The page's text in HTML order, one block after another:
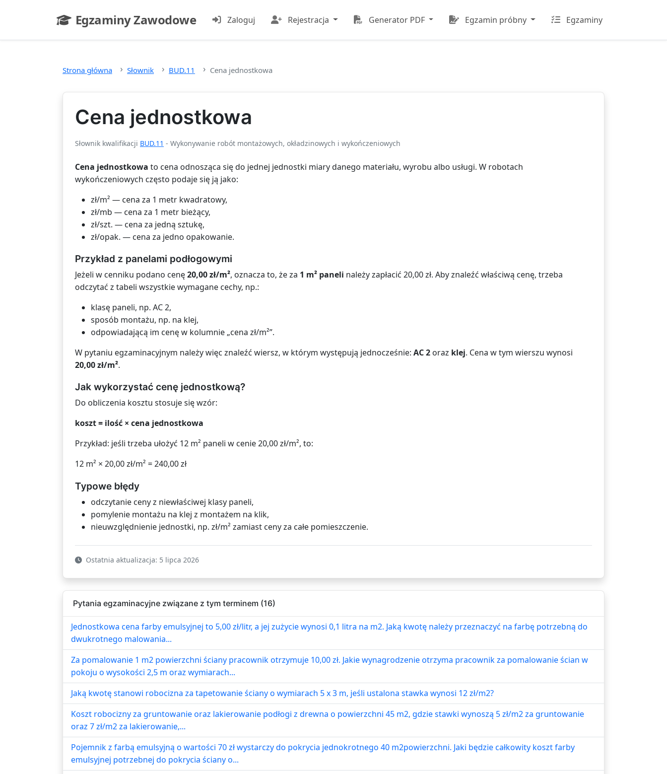
Egzaminy Zawodowe
- strona główna
Zaloguj Rejestracja Generator PDF Egzamin próbny Egzaminy
Strona główna Słownik BUD.11 Cena jednostkowa
Cena jednostkowa
Słownik kwalifikacji BUD.11 - Wykonywanie robót montażowych, okładzinowych i wykończeniowych
Cena jednostkowa to cena odnosząca się do jednej jednostki miary danego materiału, wyrobu albo usługi. W robotach
wykończeniowych często podaje się ją jako:
zł/m² — cena za 1 metr kwadratowy,
zł/mb — cena za 1 metr bieżący,
zł/szt. — cena za jedną sztukę,
zł/opak. — cena za jedno opakowanie.
Przykład z panelami podłogowymi
Jeżeli w cenniku podano cenę20,00 zł/m², oznacza to, że za 1 m² paneli należy zapłacić 20,00 zł. Aby znaleźć właściwą cenę, trzeba
odczytać z tabeli wszystkie wymagane cechy, np.:
klasę paneli, np. AC 2,
sposób montażu, np. na klej,
odpowiadającą im cenę w kolumnie „cena zł/m²”.
W pytaniu egzaminacyjnym należy więc znaleźć wiersz, w którym występują jednocześnie: AC 2 oraz klej. Cena w tym wierszu wynosi
20,00 zł/m².
Jak wykorzystać cenę jednostkową?
Do obliczenia kosztu stosuje się wzór:
koszt = ilość × cena jednostkowa
Przykład: jeśli trzeba ułożyć 12 m² paneli w cenie 20,00 zł/m², to:
12 m² × 20,00 zł/m² = 240,00 zł
Typowe błędy
odczytanie ceny z niewłaściwej klasy paneli,
pomylenie montażu na klej z montażem na klik,
nieuwzględnienie jednostki, np. zł/m² zamiast ceny za całe pomieszczenie.
Ostatnia aktualizacja: 5 lipca 2026
Pytania egzaminacyjne związane z tym terminem (16)
Jednostkowa cena farby emulsyjnej to 5,00 zł/litr, a jej zużycie wynosi 0,1 litra na m2. Jaką kwotę należy przeznaczyć na farbę potrzebną do
dwukrotnego malowania...
Za pomalowanie 1 m2 powierzchni ściany pracownik otrzymuje 10,00 zł. Jakie wynagrodzenie otrzyma pracownik za pomalowanie ścian w
pokoju o wysokości 2,5 m oraz wymiarach...
Jaką kwotę stanowi robocizna za tapetowanie ściany o wymiarach 5 x 3 m, jeśli ustalona stawka wynosi 12 zł/m2?
Koszt robocizny za gruntowanie oraz lakierowanie podłogi z drewna o powierzchni 45 m2, gdzie stawki wynoszą 5 zł/m2 za gruntowanie
oraz 7 zł/m2 za lakierowanie,...
Pojemnik z farbą emulsyjną o wartości 70 zł wystarczy do pokrycia jednokrotnego 40 m2powierzchni. Jaki będzie całkowity koszt farby
emulsyjnej potrzebnej do pokrycia ściany o...